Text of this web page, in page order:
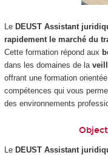
Le DEUST Assistant
rapidement le marché du
Cette formation répond aux
dans les domaines de la
offrant une formation
compétences qui vous
des environnements
Le DEUST Assistant